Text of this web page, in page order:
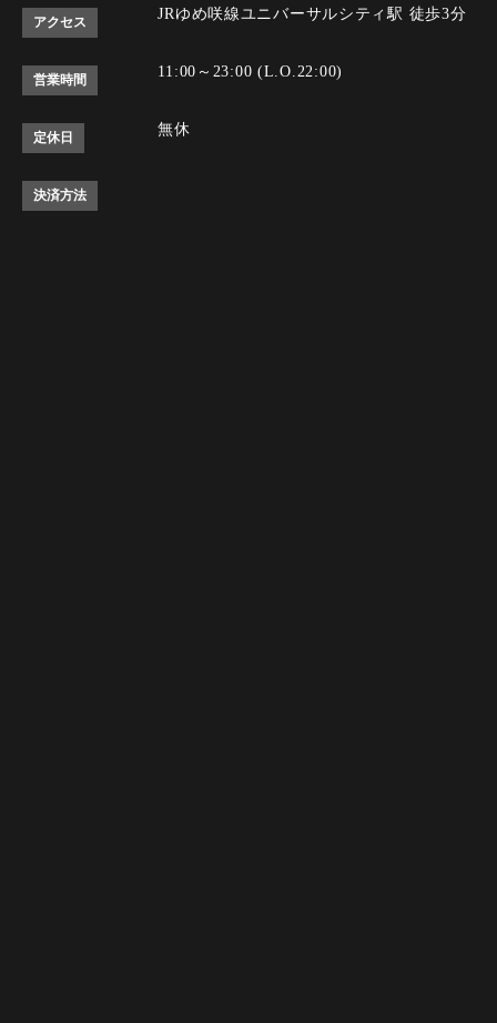
アクセス JRゆめ咲線ユニバーサルシティ駅 徒歩3分
営業時間 11:00～23:00 (L.O.22:00)
定休日 無休
決済方法